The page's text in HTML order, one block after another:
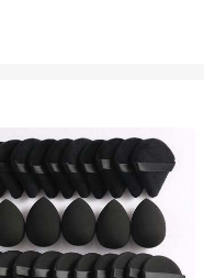
passend für alle